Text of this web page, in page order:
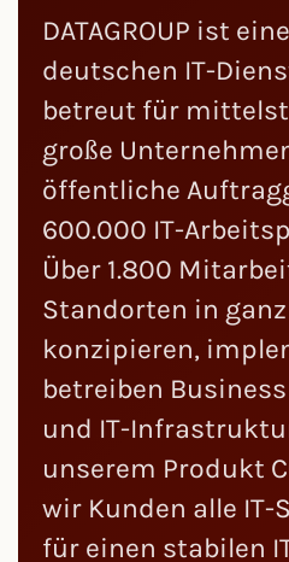
DATAGROUP ist
deutschen IT-
betreut für
große
öffentliche
600.000 IT-
Über 1.800
Standorten in
konzipieren,
betreiben
und IT-
unserem Produkt
wir Kunden alle IT-
für einen stabilen